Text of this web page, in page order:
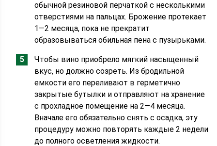
обычной резиновой перчаткой с несколькими
отверстиями на пальцах. Брожение протекает
1—2 месяца, пока не прекратит
образовываться обильная пена с пузырьками.
Чтобы вино приобрело мягкий насыщенный
вкус, но должно созреть. Из бродильной
емкости его переливают в герметично
закрытые бутылки и отправляют на хранение
с прохладное помещение на 2—4 месяца.
Вначале его обязательно снять с осадка, эту
процедуру можно повторять каждые 2 недели
до полного осветления жидкости.